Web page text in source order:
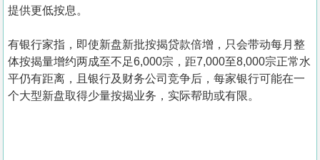
提供更低按息。
有银行家指，即使新盘新批按揭贷款倍增，只会带动每月整
体按揭量增约两成至不足6,000宗，距7,000至8,000宗正常水
平仍有距离，且银行及财务公司竞争后，每家银行可能在一
个大型新盘取得少量按揭业务，实际帮助或有限。